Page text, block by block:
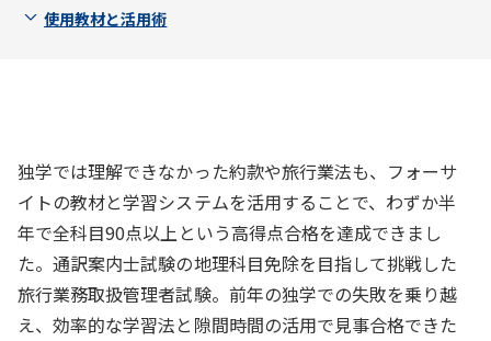
使用教材と活用術
独学では理解できなかった約款や旅行業法も、フォーサ
イトの教材と学習システムを活用することで、わずか半
年で全科目90点以上という高得点合格を達成できまし
た。通訳案内士試験の地理科目免除を目指して挑戦した
旅行業務取扱管理者試験。前年の独学での失敗を乗り越
え、効率的な学習法と隙間時間の活用で見事合格できた